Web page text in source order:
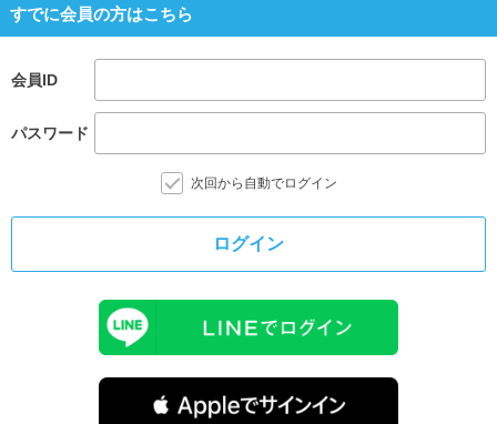
すでに会員の方はこちら
会員ID
パスワード
次回から自動でログイン
ログイン